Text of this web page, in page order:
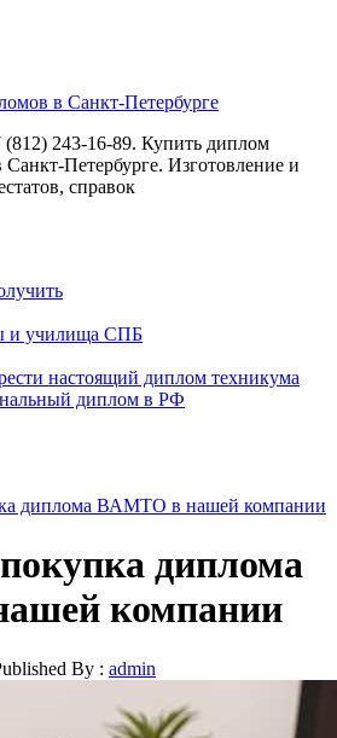
в Санкт-Петербурге
243-16-89. Купить диплом
Петербурге. Изготовление и
справок
и училища СПБ
настоящий диплом техникума
диплом в РФ
диплома ВАМТО в нашей компании
диплома
компании
By : admin